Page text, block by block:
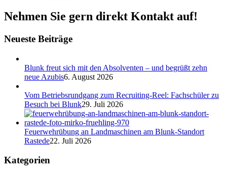
Nehmen Sie gern direkt Kontakt auf!
Neueste Beiträge
Blunk freut sich mit den Absolventen – und begrüßt zehn
neue Azubis6. August 2026
Vom Betriebsrundgang zum Recruiting-Reel: Fachschüler zu
Besuch bei Blunk29. Juli 2026
Feuerwehrübung an Landmaschinen am Blunk-Standort
Rastede22. Juli 2026
Kategorien